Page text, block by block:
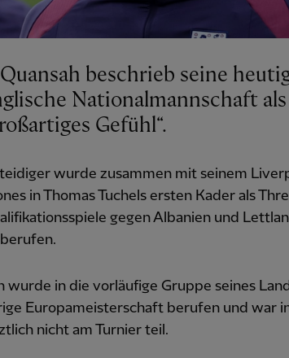
beschrieb seine
Nationalmannschaft als
Gefühl“.
wurde zusammen mit seinem
in Thomas Tuchels ersten Kader als
gegen Albanien und
wurde in die vorläufige Gruppe seines
Europameisterschaft berufen und war
nicht am Turnier teil.